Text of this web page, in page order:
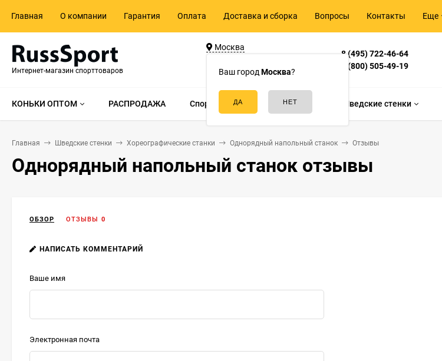
Главная О компании Гарантия Оплата Доставка и сборка Вопросы Контакты Еще
Интернет-магазин спорттоваров
Москва
Ваш город Москва?
д.55, стр.1
8 (495) 722-46-64
8 (800) 505-49-19
КОНЬКИ ОПТОМ РАСПРОДАЖА Спорттовары по видам спорта Шведские стенки
Главная Шведские стенки Хореографические станки Однорядный напольный станок Отзывы
Однорядный напольный станок отзывы
ОБЗОР ОТЗЫВЫ 0
НАПИСАТЬ КОММЕНТАРИЙ
Ваше имя
Электронная почта